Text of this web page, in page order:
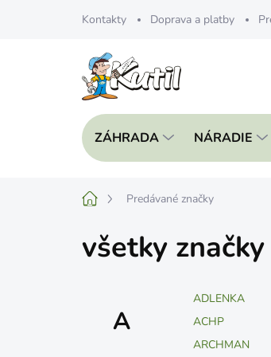
Kontakty Doprava a platby
ZÁHRADA NÁRADIE
DomovPredávané značky
všetky
A
ADLENKA
ACHP
ARCHMAN